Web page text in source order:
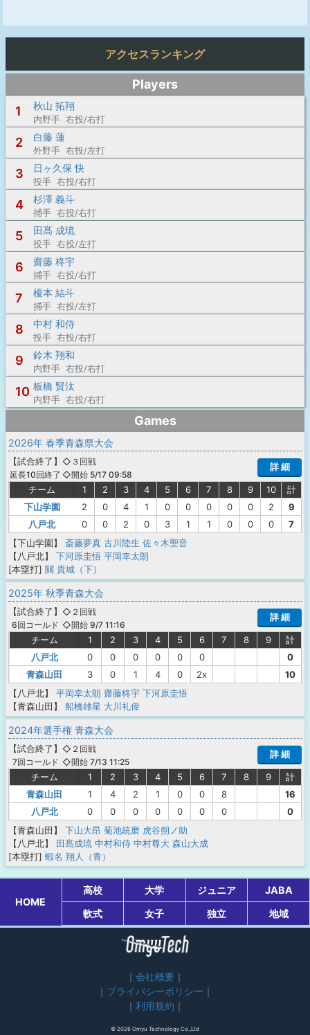
アクセスランキング
Players
1
秋山 拓翔
内野手 右投/右打
2 白藤 蓮
外野手 右投/左打
3 日ヶ久保 快
投手 右投/右打
4 杉澤 義斗
捕手 右投/右打
5 田髙 成琉
投手 右投/左打
6 齋藤 柊宇
捕手 右投/右打
7 榎本 結斗
捕手 右投/左打
8 中村 和侍
投手 右投/右打
9 鈴木 翔和
内野手 右投/右打
10 板橋 賢汰
内野手 右投/右打
Games
2026年 春季青森県大会
【試合終了 】
延長10回終了
◇３回戦
◇開始 5/17 09:58
詳 細
チーム 1 2 3 4 5 6 7 8 9 10
計
下山学園
2 0 4 1 0 0 0 0 0 2
9
八戸北
0 0 2 0 3 1 1 0 0 0
7
【下山学園】
斎藤夢真 古川陸生 佐々木聖音
【八戸北】
下河原圭悟 平岡幸太朗
[本塁打] 關 貴城（下）
2025年 秋季青森大会
【試合終了 】
6回コールド
◇２回戦
◇開始 9/7 11:16
詳 細
チーム 1 2 3 4 5 6 7 8 9
計
八戸北
0 0 0 0 0 0
0
青森山田
3 0 1 4 0 2x
10
【八戸北】
平岡幸太朗 齋藤柊宇 下河原圭悟
【青森山田】
船橋雄星 大川礼偉
2024年選手権 青森大会
【試合終了 】
7回コールド
◇２回戦
◇開始 7/13 11:25
詳 細
チーム 1 2 3 4 5 6 7 8 9
計
青森山田
1 4 2 1 0 0 8
16
八戸北
0 0 0 0 0 0 0
0
【青森山田】
下山大昂 菊池統磨 虎谷朔ノ助
【八戸北】
田髙成琉 中村和侍 中村尊大 森山大成
[本塁打] 蝦名 翔人（青）
HOME
高校 大学 ジュニア
JABA
軟式
女子 独立 地域
会社概要
プライバシーポリシー
利用規約
© 2026 Omyu Technology Co.,Ltd